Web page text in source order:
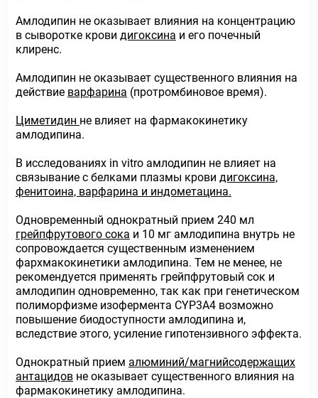
Амлодипин не оказывает влияния на концентрацию
в сыворотке крови дигоксина и его почечный
клиренс.
Амлодипин не оказывает существенного влияния на
действие варфарина (протромбиновое время).
Циметидин не влияет на фармакокинетику
амлодипина.
В исследованиях in vitro амлодипин не влияет на
связывание с белками плазмы крови дигоксина,
фенитоина, варфарина и индометацина.
Одновременный однократный прием 240 мл
грейпфрутового сока и 10 мг амлодипина внутрь не
сопровождается существенным изменением
фархмакокинетики амлодипина. Тем не менее, не
рекомендуется применять грейпфрутовый сок и
амлодипин одновременно, так как при генетическом
полиморфизме изофермента CYP3A4 возможно
повышение биодоступности амлодипина и,
вследствие этого, усиление гипотензивного эффекта.
Однократный прием алюминий/магнийсодержащих
антацидов не оказывает существенного влияния на
фармакокинетику амлодипина.